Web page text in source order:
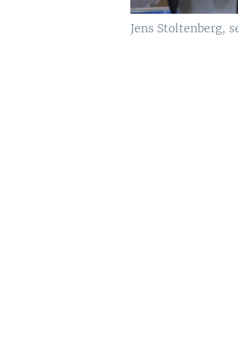
Jens Stoltenberg,